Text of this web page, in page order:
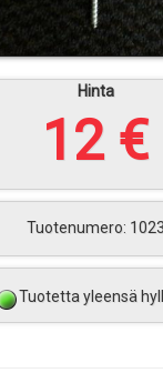
Hinta
12 €
Tuotenumero: 1023
Tuotetta yleensä